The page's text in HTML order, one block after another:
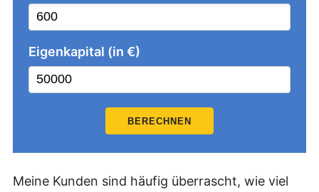
Eigenkapital (in €)
BERECHNEN
Meine Kunden sind häufig überrascht, wie viel